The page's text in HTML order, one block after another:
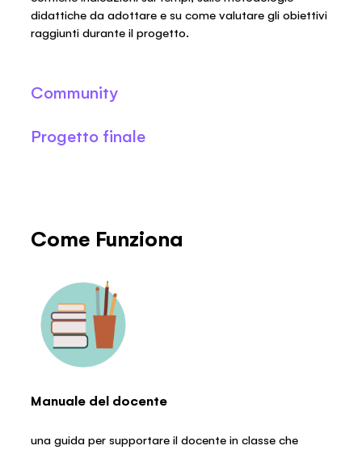
didattiche da adottare e su come valutare gli obiettivi
raggiunti durante il progetto.
Community
i docenti si confrontano con i colleghi di altre scuole
per condividere l’esperienza della propria classe e
ricevere il supporto dei tutor WeSchool
Progetto finale
i ragazzi divisi in gruppi lavorano per realizzare un
Come Funziona
Manuale del docente
una guida per supportare il docente in classe che